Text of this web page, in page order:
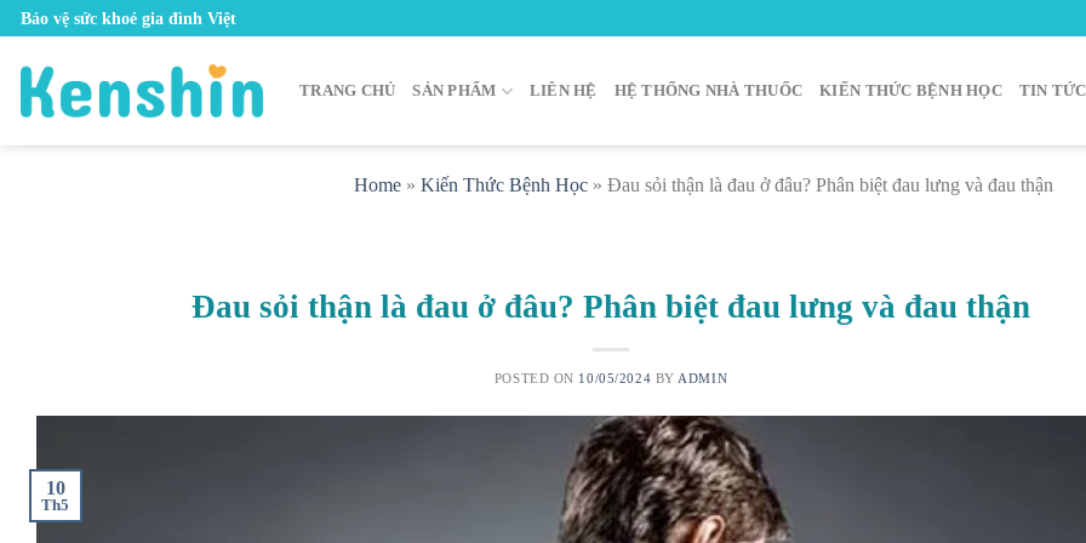
Skip
content
Bảo vệ sức khoẻ gia đình Việt
TRANG CHỦ SẢN PHẨM LIÊN HỆ HỆ THỐNG NHÀ THUỐC KIẾN THỨC BỆNH HỌC TIN TỨC
Home » Kiến Thức Bệnh Học » Đau sỏi thận là đau ở đâu? Phân biệt đau lưng và đau thận
Đau sỏi thận là đau ở đâu? Phân biệt đau lưng và đau thận
POSTED ON 10/05/2024 BY ADMIN
10
Th5